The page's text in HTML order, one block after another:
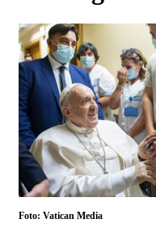
Foto: Vatican Media